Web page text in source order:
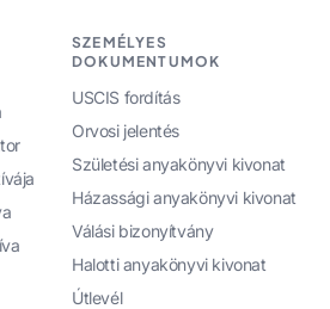
SZEMÉLYES
DOKUMENTUMOK
USCIS fordítás
Orvosi jelentés
Születési anyakönyvi kivonat
Házassági anyakönyvi kivonat
Válási bizonyítvány
Halotti anyakönyvi kivonat
Útlevél